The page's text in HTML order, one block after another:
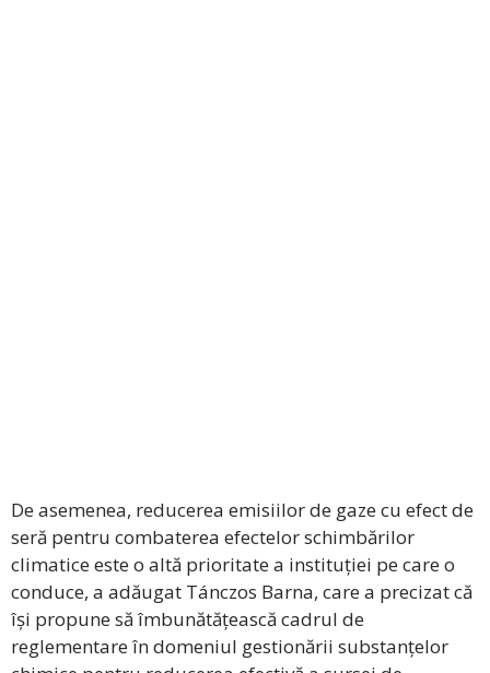
De asemenea, reducerea emisiilor de gaze cu efect de
seră pentru combaterea efectelor schimbărilor
climatice este o altă prioritate a instituției pe care o
conduce, a adăugat Tánczos Barna, care a precizat că
își propune să îmbunătățească cadrul de
reglementare în domeniul gestionării substanțelor